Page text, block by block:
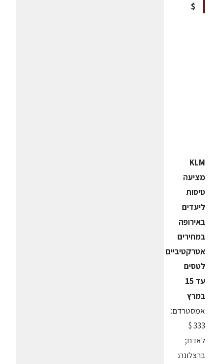
$
KLM
מציעה
טיסות
ליעדים
באירופה
במחירים
אטרקטיביים
לטסים
עד 15
במרץ
אמסטרדם:
333 $
לאדם;
ברצלונה: